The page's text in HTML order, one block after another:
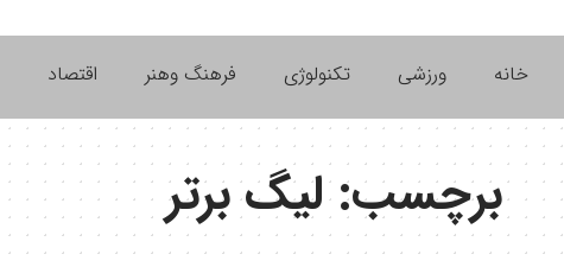
خانه ورزشی تکنولوژی فرهنگ وهنر اقتصاد
برچسب:لیگ برتر